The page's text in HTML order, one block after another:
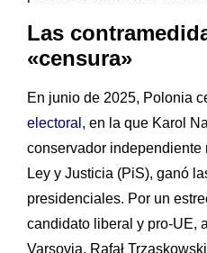
Las
«censura»
En junio de 2025, Polonia
electoral, en la que Karol
conservador
Ley y Justicia (PiS), ganó
presidenciales. Por un
candidato liberal y pro-UE,
Varsovia, Rafał